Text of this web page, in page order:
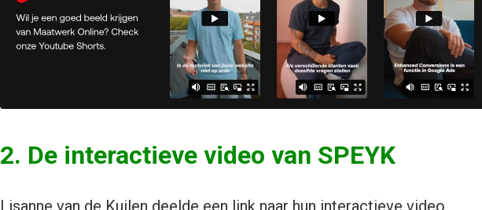
2. De interactieve video van SPEYK